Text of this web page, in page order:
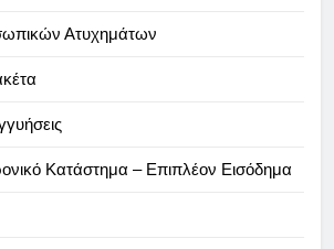
Ατυχημάτων
Κατάστημα – Επιπλέον Εισόδημα